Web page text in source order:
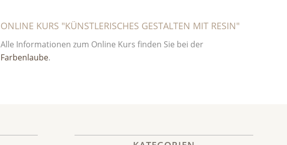
ONLINE KURS "KÜNSTLERISCHES GESTALTEN MIT RESIN"
Alle Informationen zum Online Kurs finden Sie bei der
Farbenlaube.